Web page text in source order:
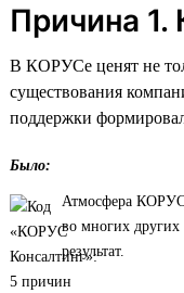
Причина
В КОРУСе ценят не
существования
поддержки
Было:
Атмосфера
во многих других
результат.